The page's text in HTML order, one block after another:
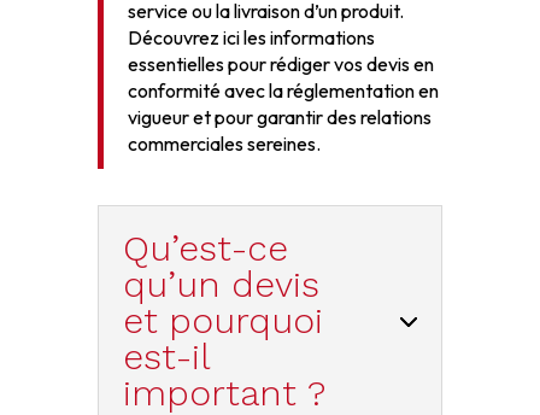
service ou la livraison d’un produit.
Découvrez ici les informations
essentielles pour rédiger vos devis en
conformité avec la réglementation en
vigueur et pour garantir des relations
commerciales sereines.
Qu’est-ce
qu’un devis
et pourquoi
est-il
important ?